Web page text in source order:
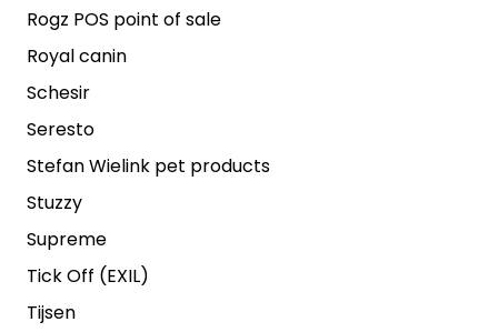
Rogz POS point of sale
Royal canin
Schesir
Seresto
Stefan Wielink pet products
Stuzzy
Supreme
Tick Off (EXIL)
Tijsen